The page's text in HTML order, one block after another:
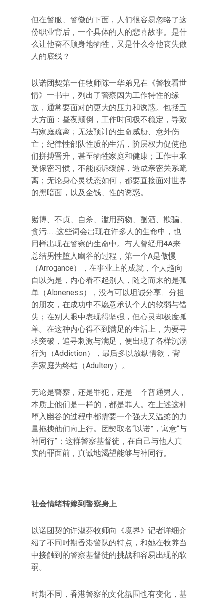
但在警服、警徽的下面，人们很容易忽略了这
份职业背后，一个具体的人的悲喜故事。是什
么让他奋不顾身地牺牲，又是什么令他丧失做
人的底线？
以诺团契第一任牧师陈一华弟兄在《警牧看世
情》一书中，列出了警察因为工作特性的缘
故，通常要面对的更大的压力和诱惑。包括五
大方面：昼夜颠倒，工作时间极不稳定，导致
与家庭疏离；无法预计的生命威胁、意外伤
亡；纪律性部队性质的生活，阶层权力促使他
们拼搏晋升，甚至牺牲家庭和健康；工作中承
受保密习惯，不能倾诉缓解，造成亲密关系疏
离；无论身心灵状态如何，都要直接面对世界
的黑暗面，以及金钱、性的诱惑。
赌博、不贞、自杀、滥用药物、酗酒、欺骗、
贪污……这些词会出现在许多人的生命中，也
同样出现在警察的生命中。有人曾经用4A来
总结男性堕入幽谷的过程，第一个A是傲慢
（Arrogance），在事业上的成就，个人趋向
自以为是，内心看不起别人，随之而来的是孤
单（Aloneness），没有可以坦诚分享、分担
的朋友，在成功中不愿意承认个人的软弱与错
失；在别人眼中表现得坚强，但心灵却极度孤
单。在这种内心得不到满足的生活上，为要寻
求突破，追寻刺激与满足，便出现了各样沉溺
行为（Addiction），最后多以放纵情欲，背
弃家庭为终结（Adultery）。
无论是警察，还是罪犯，还是一个普通男人，
本质上他们是一样的，都是罪人。在上述这种
堕入幽谷的过程中都需要一个强大又温柔的力
量拖拽他们向上行。团契取名“以诺”，寓意“与
神同行”；这群警察基督徒，在自己与他人真
实的罪面前，真诚地渴望能够与神同行。
社会情绪转嫁到警察身上
以诺团契的许淑芬牧师向《境界》记者详细介
绍了不同时期香港警队的特点，和她在牧养当
中接触到的警察基督徒的挑战和容易出现的软
弱。
时期不同，香港警察的文化氛围也有变化，基